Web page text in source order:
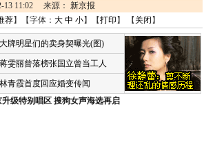
13 11:02 来源： 新京报
荐】【字体： 大 中 小】【打印 】 【 关闭 】
大牌明星们的卖身契曝光(图)
蒋雯丽曾落榜张国立曾当工人
林青霞首度回应婚变传闻
升级特别唱区 搜狗女声海选再启